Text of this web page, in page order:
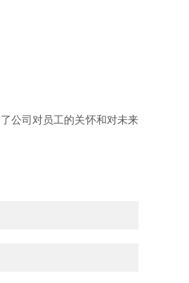
公司对员工的关怀和对未来